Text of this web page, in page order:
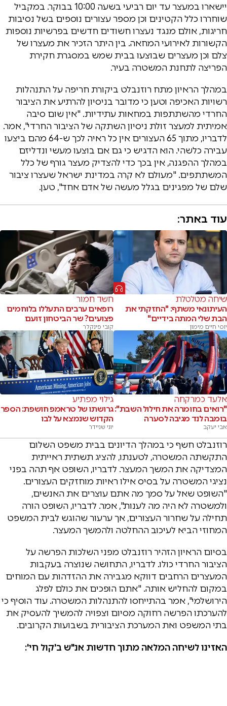
יישארו במעצר עד יום רביעי בשעה 10:00 בבוקר. במקביל
שוחררו כלל הקטינים וכן מספר עצורים נוספים בשל נסיבות
חריגות, אולם מנגד נעצרו חשודים חדשים בפרשיות נוספות
הקשורות לאירועי המחאה. בין היתר הזכיר את מעצרו של
צלם וכן מעצרים שבוצעו בבית שמש במסגרת חקירת
הפריצה לתחנת המשטרה בעיר.
במהלך הראיון מתח רוזנבלט ביקורת חריפה על התנהלות
רשויות האכיפה וטען כי מדובר בניסיון להרתיע את הציבור
החרדי מהשתתפות במחאות עתידיות. "אין שום סיבה
אמיתית למעצר זולת ניסיון השתקה של הציבור החרדי", אמר.
לדבריו, מתוך 65 העצורים אין כל ראיה לכך ש-64 מהם ביצעו
עבירה כלשהי. הוא הדגיש כי גם אם בוצעו מעשי ונדליזם
במהלך ההפגנה, אין בכך כדי להצדיק מעצר גורף של כלל
המשתתפים. "מעולם לא קרה במדינת ישראל שעצרו ציבור
שלם של מפגינים בגלל מעשה של אדם אחד", טען.
עוד באתר:
שיחה מטלטלת
העיתונאי משתף: "החזקתי את
הבת שלי המתה בידיים"
יוסי חיים מימון
חשד חמור
רופאים ערבים התעללו בלוחמים
פצועים? שר הביטחון זועם
קובי פינקלר
אלעד כמרקחה
"רואים בחומרה את חילול השבת":
בומבה לנד מגיבה לסערה
אבי יעקב
גילוי מפתיע
גרושתו של טראמפ חושפת: הספר
הקדוש שנמצא על לבו
יוני שניידר
רוזנבלט חשף כי במהלך הדיונים בבית משפט השלום
התקשתה המשטרה, לטענתו, להציג תשתית ראייתית
המצדיקה את המשך המעצר. לדבריו, השופט אף תהה בפני
נציגי המשטרה על בסיס אילו ראיות מוחזקים העצורים.
"השופט שאל על סמך מה אתם עוצרים את האנשים,
ולמשטרה לא היה מה לענות", אמר. לדבריו, השופט הורה
תחילה על שחרור העצורים, אך ערעור שהוגש לבית המשפט
המחוזי הביא לעיכוב ההחלטה ולהמשך המעצר.
בסיום הראיון הזהיר רוזנבלט מפני השלכות הפרשה על
הציבור החרדי כולו. לדבריו, התחושה שנוצרה בעקבות
המעצרים הרחבים דווקא מגבירה את ההזדהות עם המוחים
במקום להחליש אותה. "אתם הופכים את כולם לפלג
הירושלמי", אמר בהתייחסו להתנהלות המשטרה. עוד הוסיף כי
להערכתו הפרשה רחוקה מסיום וצפויה להמשיך להעסיק את
בתי המשפט ואת המערכת הציבורית בשבועות הקרובים.
האזינו לשיחה המלאה מתוך חדשות אנ"ש ב'קול חי':